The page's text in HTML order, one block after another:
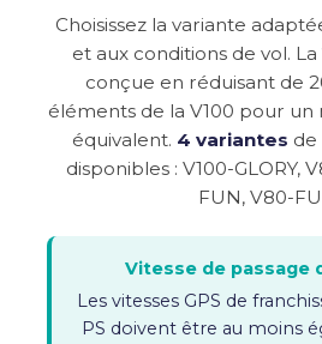
Choisissez la variante
et aux conditions de vol. La
conçue en réduisant de
éléments de la V100 pour un
équivalent. 4 variantes de
disponibles : V100-GLORY,
FUN, V80-
Vitesse de passage
Les vitesses GPS de
PS doivent être au moins